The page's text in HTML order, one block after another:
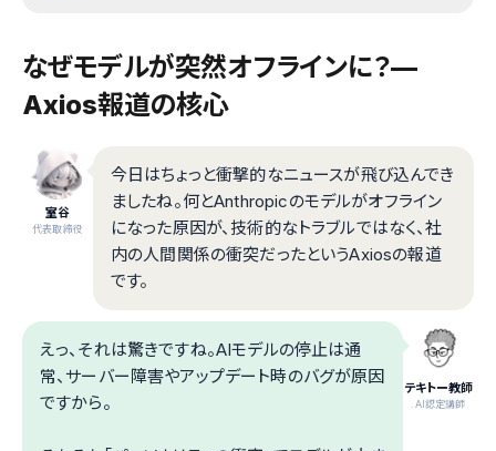
なぜモデルが突然オフラインに？—
Axios報道の核心
室谷
代表取締役
今日はちょっと衝撃的なニュースが飛び込んでき
ましたね。何とAnthropicのモデルがオフライン
になった原因が、技術的なトラブルではなく、社
内の人間関係の衝突だったというAxiosの報道
です。
テキトー教師
.AI認定講師
えっ、それは驚きですね。AIモデルの停止は通
常、サーバー障害やアップデート時のバグが原因
ですから。